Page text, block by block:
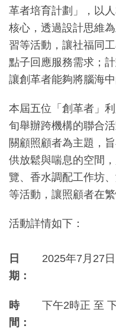
革者培育計劃」，以
核心，透過設計思維
習等活動，讓社福同
點子回應服務需求；
讓創革者能夠將腦海
本屆五位「創革者」
旬舉辦跨機構的聯合
關顧照顧者為主題，
供放鬆與喘息的空間
覽、香水調配工作坊
等活動，讓照顧者在
活動詳情如下：
日
期：
2025年7月27日
時
間：
下午2時正 至